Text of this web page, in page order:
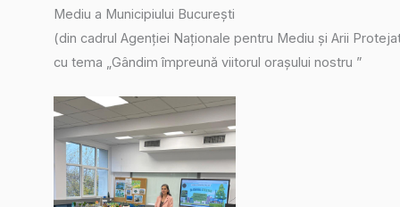
Mediu a Municipiului București
(din cadrul Agenției Naționale pentru Mediu și Arii
cu tema „Gândim împreună viitorul orașului nostru ”